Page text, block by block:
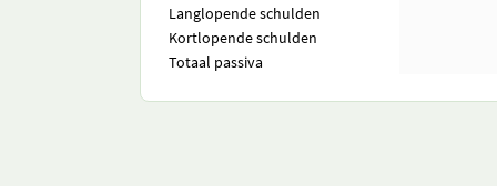
Langlopende schulden
Kortlopende schulden
Totaal passiva